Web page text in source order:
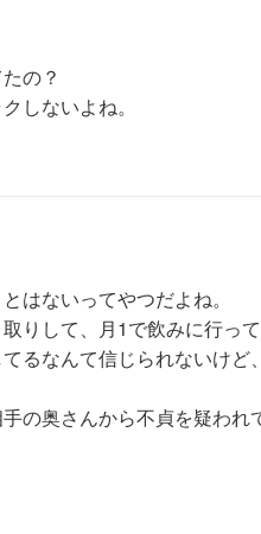
の？
しないよね。
はないってやつだよね。
りして、月1で飲みに行っ
るなんて信じられないけど
の奥さんから不貞を疑わ